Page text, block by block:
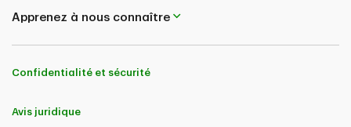
Apprenez à nous connaître
Confidentialité et sécurité
Avis juridique